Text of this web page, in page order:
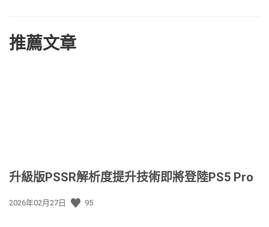
推薦文章
升級版PSSR解析度提升技術即將登陸PS5 Pro
發
2026年02月27日 95